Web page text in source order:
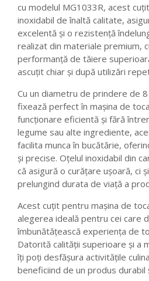
cu modelul MG1033R, acest
inoxidabil de înaltă calitate,
excelentă și o rezistență
realizat din materiale premium,
performanță de tăiere
ascuțit chiar și după utilizări
Cu un diametru de prindere de
fixează perfect în mașina de
funcționare eficientă și fără
legume sau alte ingrediente,
facilita munca în bucătărie,
și precise. Oțelul inoxidabil din
că asigură o curățare ușoară, ci
prelungind durata de viață a
Acest cuțit pentru mașina de
alegerea ideală pentru cei care
îmbunătățească experiența de
Datorită calității superioare și a
îți poți desfășura activitățile
beneficiind de un produs durabil